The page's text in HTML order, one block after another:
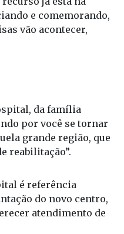
e comemorando,
vão acontecer,
da família
por você se tornar
grande região, que
reabilitação”.
é referência
do novo centro,
atendimento de